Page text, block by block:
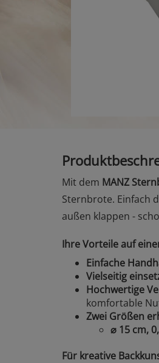
Mit dem MANZ
Sternbrote. Einfach
außen klappen -
Ihre Vorteile auf
Einfache
Vielseitig
Hochwertige
komfortable
Zwei Größen
⌀ 15 cm,
Für kreative